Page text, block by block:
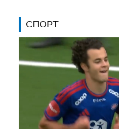
СПОРТ